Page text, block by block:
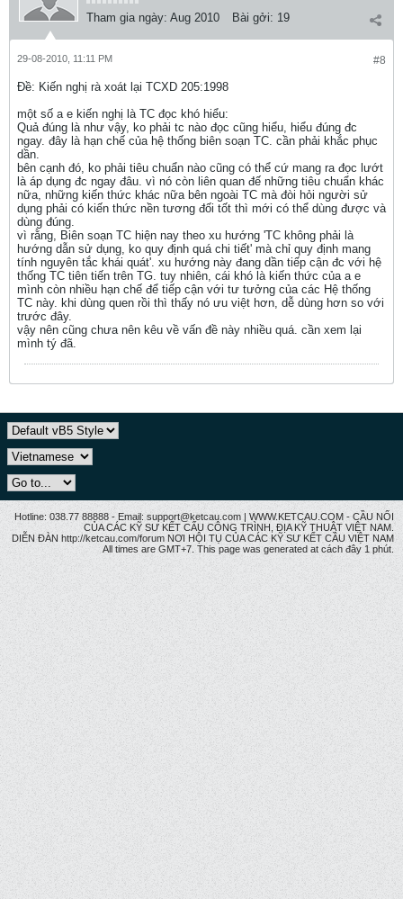
Tham gia ngày: Aug 2010 Bài gởi: 19
#8
29-08-2010, 11:11 PM
Ðề: Kiến nghị rà xoát lại TCXD 205:1998
một số a e kiến nghị là TC đọc khó hiểu:
Quả đúng là như vậy, ko phải tc nào đọc cũng hiểu, hiểu đúng đc
ngay. đây là hạn chế của hệ thống biên soạn TC. cần phải khắc phục
dần.
bên cạnh đó, ko phải tiêu chuẩn nào cũng có thể cứ mang ra đọc lướt
là áp dụng đc ngay đâu. vì nó còn liên quan đế những tiêu chuẩn khác
nữa, những kiến thức khác nữa bên ngoài TC mà đòi hỏi người sử
dụng phải có kiến thức nền tương đối tốt thì mới có thể dùng được và
dùng đúng.
vì rằng, Biên soạn TC hiện nay theo xu hướng 'TC không phải là
hướng dẫn sử dụng, ko quy định quá chi tiết' mà chỉ quy định mang
tính nguyên tắc khái quát'. xu hướng này đang dần tiếp cận đc với hệ
thống TC tiên tiến trên TG. tuy nhiên, cái khó là kiến thức của a e
mình còn nhiều hạn chế để tiếp cận với tư tưởng của các Hệ thống
TC này. khi dùng quen rồi thì thấy nó ưu việt hơn, dễ dùng hơn so với
trước đây.
vậy nên cũng chưa nên kêu về vấn đề này nhiều quá. cần xem lại
mình tý đã.
Hotline: 038.77 88888 - Email: support@ketcau.com | WWW.KETCAU.COM - CẦU NỐI
CỦA CÁC KỸ SƯ KẾT CẤU CÔNG TRÌNH, ĐỊA KỸ THUẬT VIỆT NAM.
DIỄN ĐÀN http://ketcau.com/forum NƠI HỘI TỤ CỦA CÁC KỸ SƯ KẾT CÂU VIỆT NAM
All times are GMT+7. This page was generated at cách đây 1 phút.